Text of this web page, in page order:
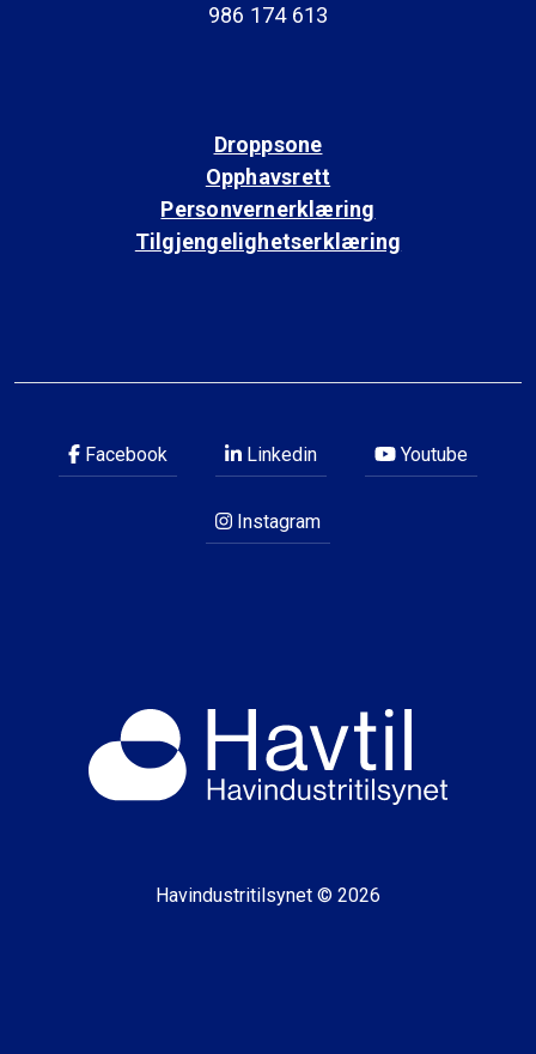
986 174 613
Droppsone
Opphavsrett
Personvernerklæring
Tilgjengelighetserklæring
Facebook Linkedin Youtube
Instagram
Havindustritilsynet © 2026